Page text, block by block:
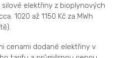
silové elektřiny z bioplynových
1020 až 1150 Kč za MWh
cenami dodané elektřiny v